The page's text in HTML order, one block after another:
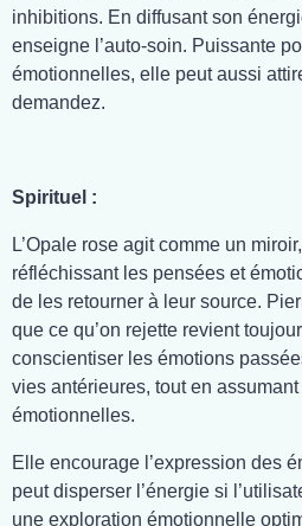
inhibitions. En diffusant son
enseigne l’auto-soin. Puissante
émotionnelles, elle peut aussi
demandez.
Spirituel :
L’Opale rose agit comme un
réfléchissant les pensées et
de les retourner à leur source.
que ce qu’on rejette revient
conscientiser les émotions
vies antérieures, tout en
émotionnelles.
Elle encourage l’expression des
peut disperser l’énergie si
une exploration émotionnelle